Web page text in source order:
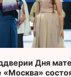
Дня
«Москва»